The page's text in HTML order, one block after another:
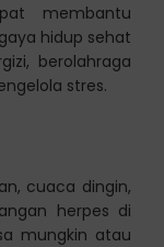
membantu
hidup sehat
berolahraga
stres.
cuaca dingin,
herpes di
mungkin atau